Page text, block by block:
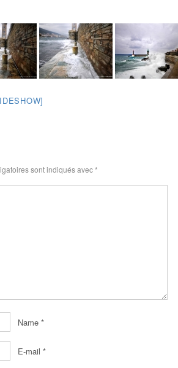
sont indiqués avec*
Name *
E-mail *